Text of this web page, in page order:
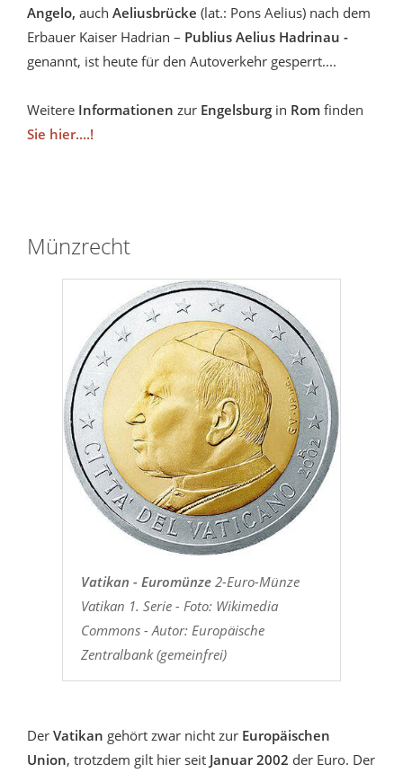
Angelo, auch Aeliusbrücke (lat.: Pons Aelius) nach dem
Erbauer Kaiser Hadrian – Publius Aelius Hadrinau -
genannt, ist heute für den Autoverkehr gesperrt....
Weitere Informationen zur Engelsburg in Rom finden
Sie hier....!
Münzrecht
Vatikan - Euromünze2-Euro-Münze
Vatikan 1. Serie - Foto: Wikimedia
Commons - Autor: Europäische
Zentralbank (gemeinfrei)
Der Vatikan gehört zwar nicht zur Europäischen
Union, trotzdem gilt hier seit Januar 2002 der Euro. Der